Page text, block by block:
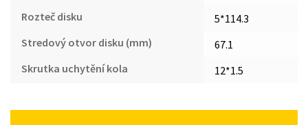
Rozteč disku
5*114.3
Stredový otvor disku (mm)
67.1
Skrutka uchytění kola
12*1.5